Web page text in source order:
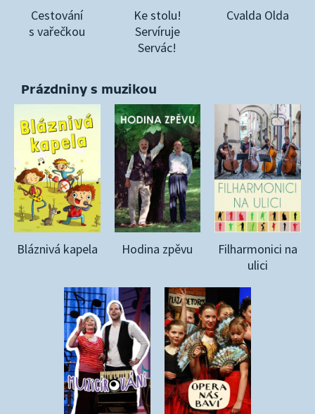
Cestování
s vařečkou
Ke stolu!
Servíruje
Servác!
Cvalda Olda
Prázdniny s muzikou
Bláznivá kapela Hodina zpěvu
Filharmonici na
ulici